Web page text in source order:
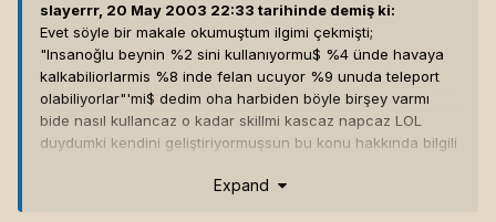
slayerrr, 20 May 2003 22:33 tarihinde demiş ki:
Evet söyle bir makale okumuştum ilgimi çekmişti;
"Insanoğlu beynin %2 sini kullanıyormu$ %4 ünde havaya
kalkabiliorlarmis %8 inde felan ucuyor %9 unuda teleport
olabiliyorlar"'mi$ dedim oha harbiden böyle birşey varmı
bide nasıl kullancaz o kadar skillmi kascaz napcaz LOL
duydumki kendini geliştiriyormuşsun bu konu hakkında bilgili
Expand